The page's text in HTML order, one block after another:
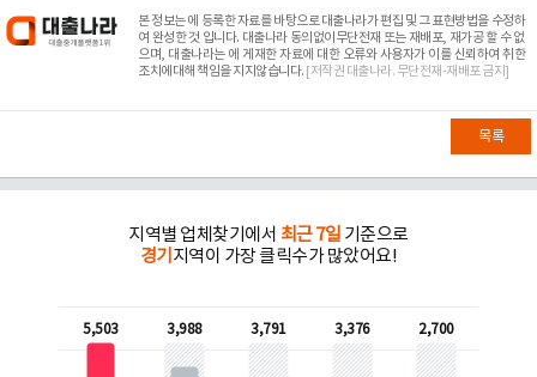
본 정보는에 등록한 자료를 바탕으로 대출나라가 편집 및 그 표현방법을 수정하
여 완성한 것 입니다. 대출나라 동의없이무단전재 또는 재배포, 재가공 할 수 없
으며, 대출나라는 에 게재한 자료에 대한 오류와 사용자가 이를 신뢰하여 취한
조치에대해 책임을 지지않습니다. [저작권 대출나라. 무단전재-재배포 금지]
목록
지역별 업체찾기에서 최근 7일 기준으로
경기 지역이 가장 클릭수가 많았어요!
5,503 3,988 3,791 3,376 2,700